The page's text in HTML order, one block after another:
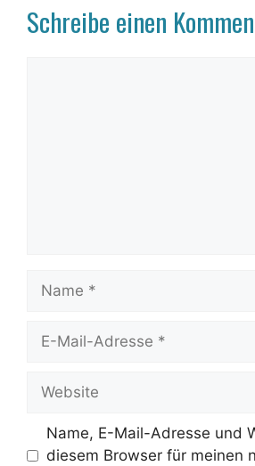
Schreibe einen
Name
Website
Name, E-Mail-Adresse und
diesem Browser für meinen